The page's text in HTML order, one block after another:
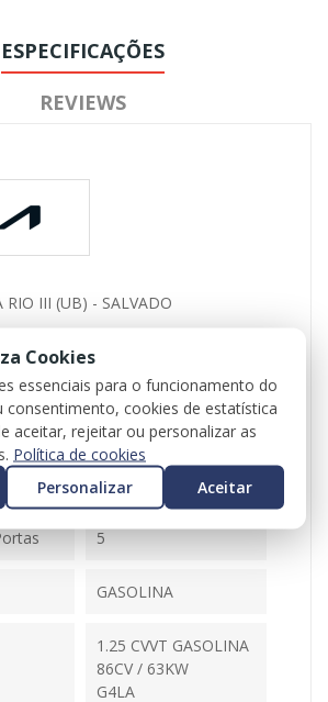
ESPECIFICAÇÕES
REVIEWS
RIO III (UB) - SALVADO
RIO III (UB)
2013
5
GASOLINA
1.25 CVVT GASOLINA
86CV / 63KW
G4LA
Cookies
essenciais para o funcionamento do
consentimento, cookies de estatística
aceitar, rejeitar ou personalizar as
Política de cookies
Personalizar Aceitar